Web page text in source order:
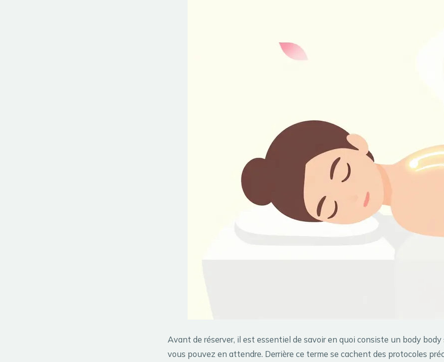
Avant de réserver, il est essentiel de savoir en quoi consiste un body body
vous pouvez en attendre. Derrière ce terme se cachent des protocoles